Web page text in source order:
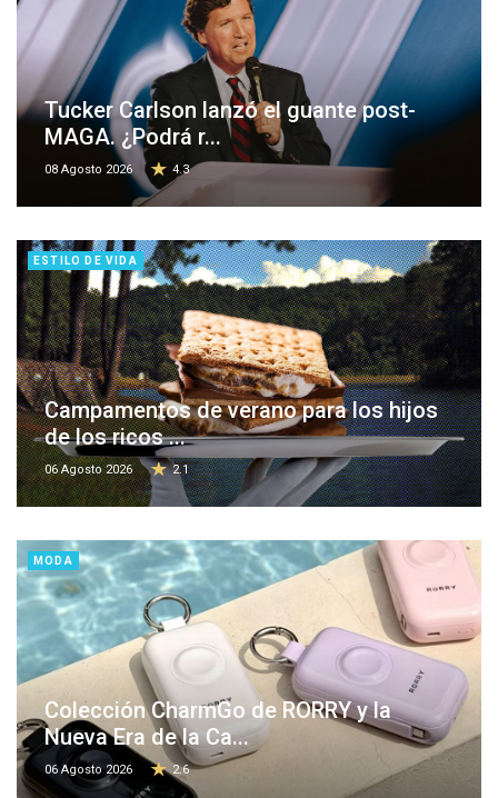
Tucker Carlson lanzó el guante post-
MAGA. ¿Podrá r...
08 Agosto 2026 4.3
ESTILO DE VIDA
Campamentos de verano para los hijos
de los ricos ...
06 Agosto 2026 2.1
MODA
Colección CharmGo de RORRY y la
Nueva Era de la Ca...
06 Agosto 2026 2.6